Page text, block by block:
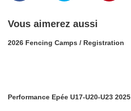
Vous aimerez aussi
2026 Fencing Camps / Registration
Performance Epée U17-U20-U23 2025